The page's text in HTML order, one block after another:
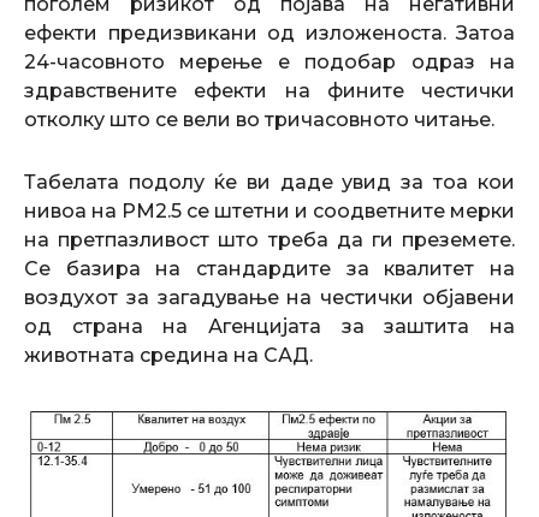
ефекти предизвикани од изложеноста. Затоа
24-часовното мерење е подобар одраз на
здравствените ефекти на фините честички
отколку што се вели во тричасовното читање.
Табелата подолу ќе ви даде увид за тоа кои
нивоа на PM2.5 се штетни и соодветните мерки
на претпазливост што треба да ги преземете.
Се базира на стандардите за квалитет на
воздухот за загадување на честички објавени
од страна на Агенцијата за заштита на
животната средина на САД.